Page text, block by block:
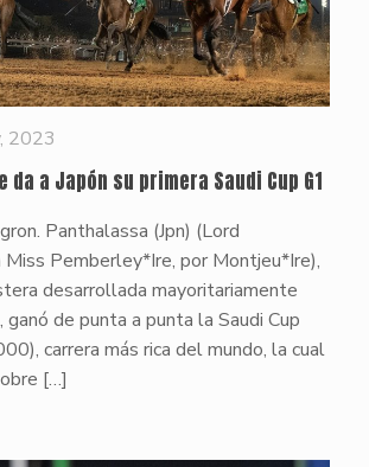
2023
a Japón su primera Saudi Cup G1
Panthalassa (Jpn) (Lord
Miss Pemberley*Ire, por Montjeu*Ire),
desarrollada mayoritariamente
ganó de punta a punta la Saudi Cup
carrera más rica del mundo, la cual
[…]